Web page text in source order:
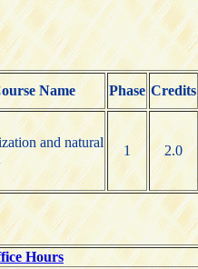
Name Phase Credits
and natural
1 2.0
Hours